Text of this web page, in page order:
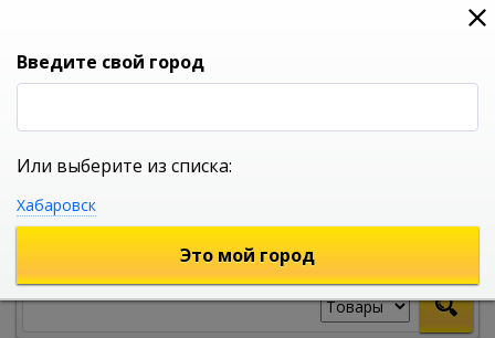
0
УНИВЕРСАЛЬНЫЙ ИНТЕРНЕТ МАГАЗИН
Введите свой город
Или выберите из списка:
Хабаровск
Это мой город